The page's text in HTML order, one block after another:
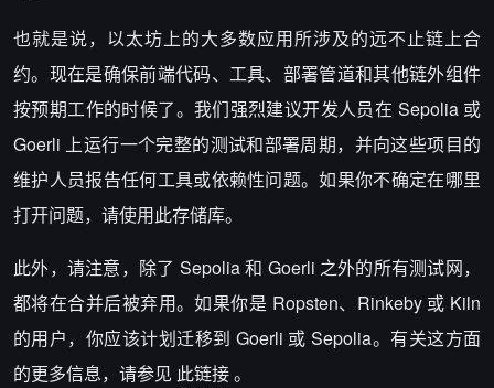
也就是说，以太坊上的大多数应用所涉及的远不止链上合
约。现在是确保前端代码、工具、部署管道和其他链外组件
按预期工作的时候了。我们强烈建议开发人员在 Sepolia 或
Goerli 上运行一个完整的测试和部署周期，并向这些项目的
维护人员报告任何工具或依赖性问题。如果你不确定在哪里
打开问题，请使用此存储库。
此外，请注意，除了 Sepolia 和 Goerli 之外的所有测试网，
都将在合并后被弃用。如果你是 Ropsten、Rinkeby 或 Kiln
的用户，你应该计划迁移到 Goerli 或 Sepolia。有关这方面
的更多信息，请参见 此链接。